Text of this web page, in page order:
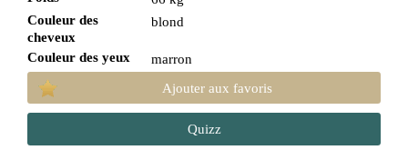
Couleur des
cheveux
blond
Couleur des yeux
marron
Ajouter aux favoris
Quizz